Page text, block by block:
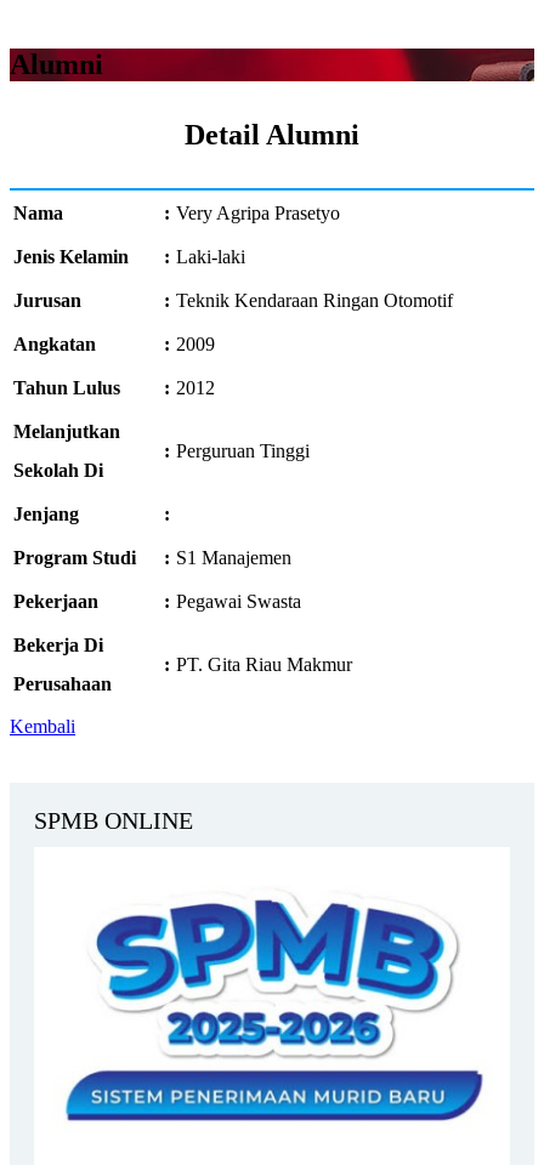
Alumni
Detail Alumni
Nama : Very Agripa Prasetyo
Jenis Kelamin : Laki-laki
Jurusan : Teknik Kendaraan Ringan Otomotif
Angkatan : 2009
Tahun Lulus : 2012
Melanjutkan
Sekolah Di
: Perguruan Tinggi
Jenjang :
Program Studi : S1 Manajemen
Pekerjaan : Pegawai Swasta
Bekerja Di
Perusahaan
: PT. Gita Riau Makmur
Kembali
SPMB ONLINE